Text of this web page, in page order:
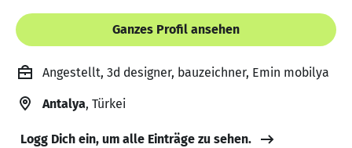
Ganzes Profil ansehen
Angestellt, 3d designer, bauzeichner, Emin mobilya
Antalya, Türkei
Logg Dich ein, um alle Einträge zu sehen.